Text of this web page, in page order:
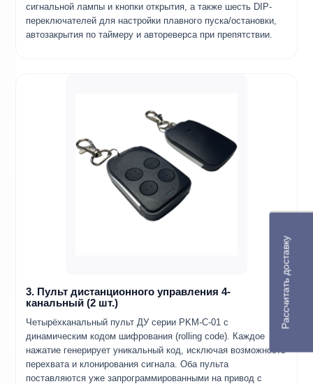
сигнальной лампы и кнопки открытия, а также шесть DIP-
переключателей для настройки плавного пуска/остановки,
автозакрытия по таймеру и автореверса при препятствии.
3. Пульт дистанционного управления 4-
канальный (2 шт.)
Четырёхканальный пульт ДУ серии PKM-C-01 с
динамическим кодом шифрования (rolling code). Каждое
нажатие генерирует уникальный код, исключая возможность
перехвата и клонирования сигнала. Оба пульта
поставляются уже запрограммированными на привод с
Рассчитать доставку